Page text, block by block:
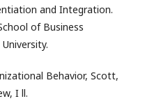
and Integration.
of Business
Behavior, Scott,
I ll.